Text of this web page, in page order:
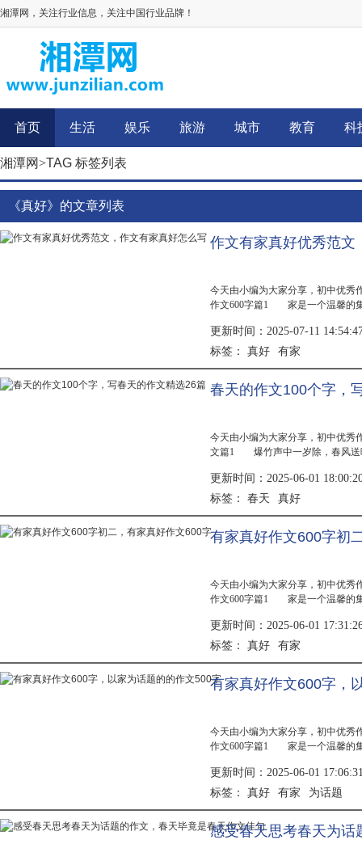
湘潭网，关注行业信息，关注中国行业品牌！
首页 生活 娱乐 旅游 城市 教育 科
湘潭网>TAG 标签列表
《真好》的文章列表
作文有家真好优秀范文
今天由小编为大家分享，初中优
作文600字篇1 家是一个温馨的集
那...
更新时间：2025-07-11
标签： 真好 有家
春天的作文100个字，
今天由小编为大家分享，初中优
文篇1 爆竹声中一岁除，春风送
大自然...
更新时间：2025-06-01
标签： 春天 真好
有家真好作文600字初
今天由小编为大家分享，初中优
作文600字篇1 家是一个温馨的集
那...
更新时间：2025-06-01
标签： 真好 有家
有家真好作文600字，
今天由小编为大家分享，初中优
作文600字篇1 家是一个温馨的集
那...
更新时间：2025-06-01
标签： 真好 有家 为话题
感受春天思考春天为话